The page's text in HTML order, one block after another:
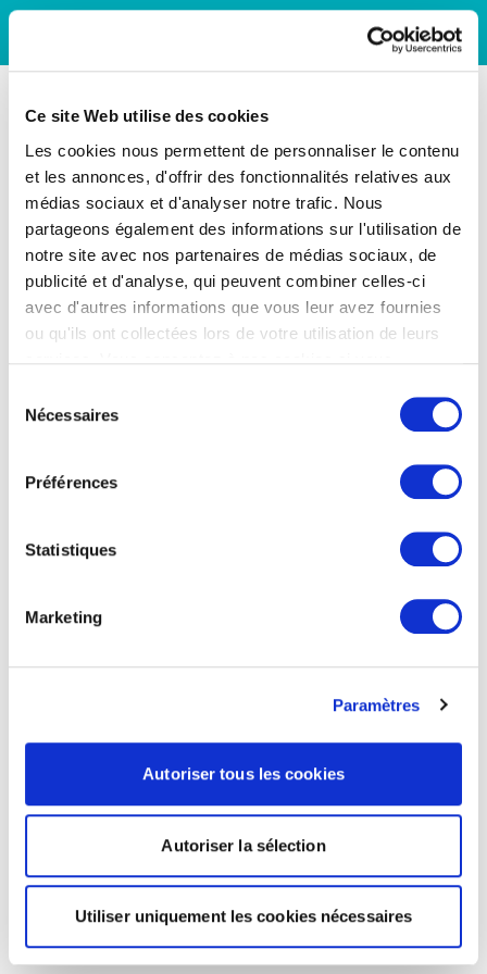
Ce site Web utilise des cookies
Les cookies nous permettent de personnaliser le contenu
et les annonces, d'offrir des fonctionnalités relatives aux
médias sociaux et d'analyser notre trafic. Nous
partageons également des informations sur l'utilisation de
notre site avec nos partenaires de médias sociaux, de
publicité et d'analyse, qui peuvent combiner celles-ci
avec d'autres informations que vous leur avez fournies
ou qu'ils ont collectées lors de votre utilisation de leurs
Nécessaires
Préférences
Statistiques
Marketing
Paramètres
Autoriser tous les cookies
Autoriser la sélection
Utiliser uniquement les cookies nécessaires